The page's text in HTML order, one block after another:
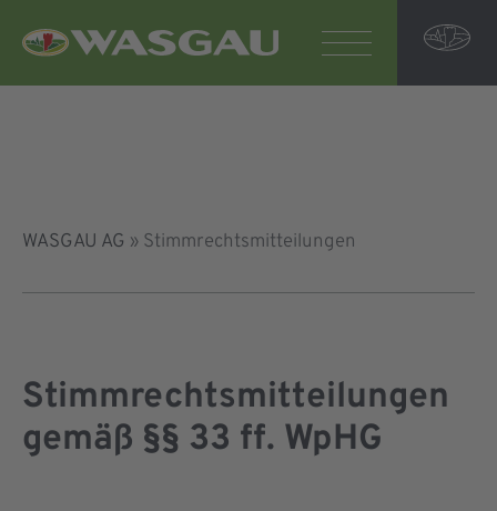
WASGAU AG » Stimmrechtsmitteilungen
Stimmrechtsmitteilungen
gemäß §§ 33 ff. WpHG